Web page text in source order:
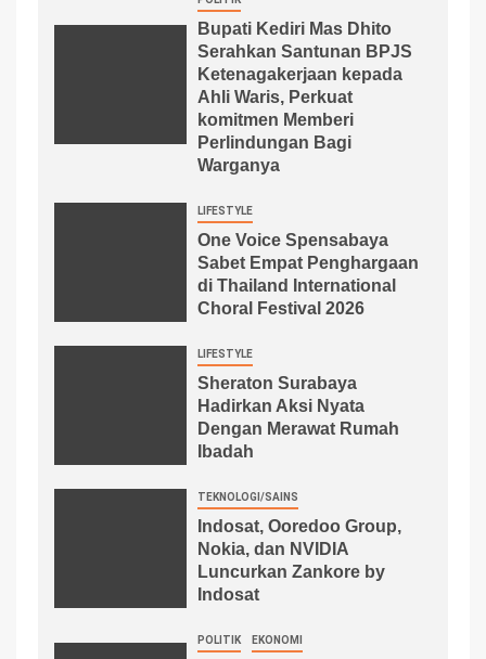
Bupati Kediri Mas Dhito
Serahkan Santunan BPJS
Ketenagakerjaan kepada
Ahli Waris, Perkuat
komitmen Memberi
Perlindungan Bagi
Warganya
LIFESTYLE
One Voice Spensabaya
Sabet Empat Penghargaan
di Thailand International
Choral Festival 2026
LIFESTYLE
Sheraton Surabaya
Hadirkan Aksi Nyata
Dengan Merawat Rumah
Ibadah
TEKNOLOGI/SAINS
Indosat, Ooredoo Group,
Nokia, dan NVIDIA
Luncurkan Zankore by
Indosat
POLITIK EKONOMI